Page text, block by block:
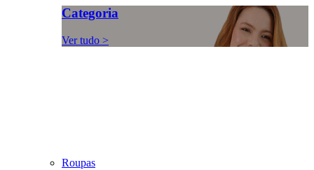
Categoria
Ver tudo >
Roupas